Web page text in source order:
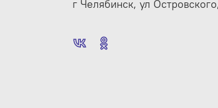
г Челябинск, ул